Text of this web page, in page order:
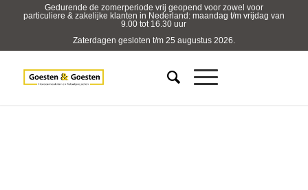
Gedurende de zomerperiode vrij geopend voor zowel voor
particuliere & zakelijke klanten in Nederland: maandag t/m vrijdag van
9.00 tot 16.30 uur
Zaterdagen gesloten t/m 25 augustus 2026.